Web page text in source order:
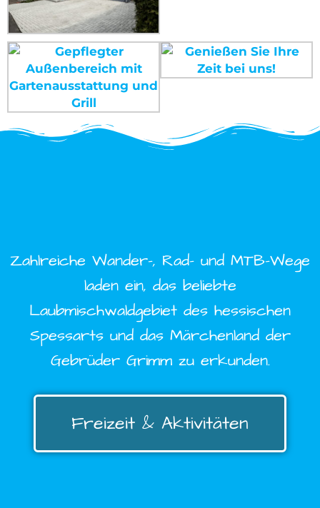
Zahlreiche Wander-, Rad- und MTB-Wege
laden ein, das beliebte
Laubmischwaldgebiet des hessischen
Spessarts und das Märchenland der
Gebrüder Grimm zu erkunden.
Freizeit & Aktivitäten